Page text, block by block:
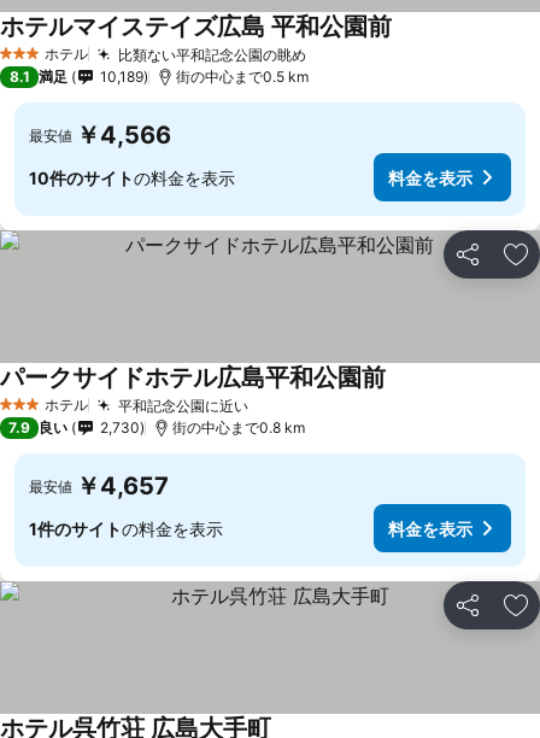
3 ホテルのランク
ホテル 比類ない平和記念公園の眺め
ホテルマイステイズ広島 平和公園前
8.1 満足 10,189 街の中心まで0.5 km
最安値 ￥4,566
10件のサイトの料金を表示 料金を表示
シェア お
3 ホテルのランク
ホテル 平和記念公園に近い料金を表示
パークサイドホテル広島平和公園前
7.9 良い 2,730 街の中心まで0.8 km
最安値 ￥4,657
1件のサイトの料金を表示 料金を表示
シェア お
ホテル呉竹荘 広島大手町